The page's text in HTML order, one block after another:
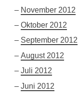
November 2012
Oktober 2012
September 2012
August 2012
Juli 2012
Juni 2012